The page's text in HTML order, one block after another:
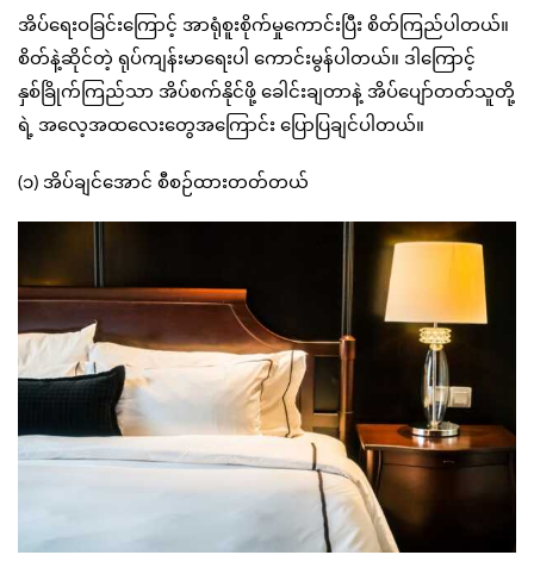
အိပ်ရေးဝခြင်းကြောင့် အာရုံစူးစိုက်မှုကောင်းပြီး စိတ်ကြည်ပါတယ်။
စိတ်နဲ့ဆိုင်တဲ့ ရုပ်ကျန်းမာရေးပါ ကောင်းမွန်ပါတယ်။ ဒါကြောင့်
နှစ်ခြိုက်ကြည်သာ အိပ်စက်နိုင်ဖို့ ခေါင်းချတာနဲ့ အိပ်ပျော်တတ်သူတို့
ရဲ့ အလေ့အထလေးတွေအကြောင်း ပြောပြချင်ပါတယ်။
(၁) အိပ်ချင်အောင် စီစဉ်ထားတတ်တယ်